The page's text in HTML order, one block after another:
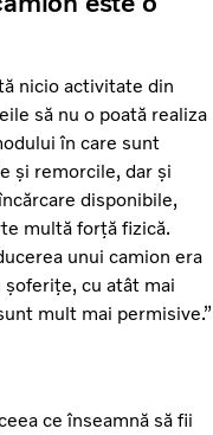
nicio activitate din
să nu o poată realiza
în care sunt
și remorcile, dar și
disponibile,
multă forță fizică.
unui camion era
cu atât mai
mult mai permisive.”
ce înseamnă să fii